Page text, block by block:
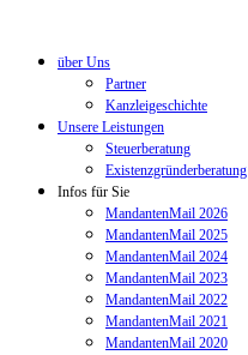
über Uns
Partner
Kanzleigeschichte
Unsere Leistungen
Steuerberatung
Existenzgründerberatung
Infos für Sie
MandantenMail 2026
MandantenMail 2025
MandantenMail 2024
MandantenMail 2023
MandantenMail 2022
MandantenMail 2021
MandantenMail 2020